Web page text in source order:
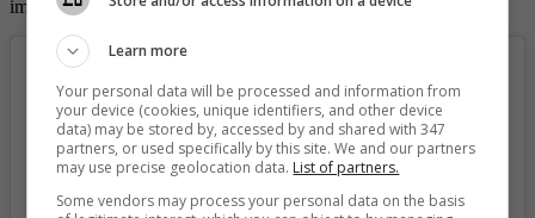
implicados en la discusión.
Learn more
Your personal data will be processed and information from
your device (cookies, unique identifiers, and other device
data) may be stored by, accessed by and shared with 347
partners, or used specifically by this site. We and our partners
may use precise geolocation data. List of partners.
Some vendors may process your personal data on the basis